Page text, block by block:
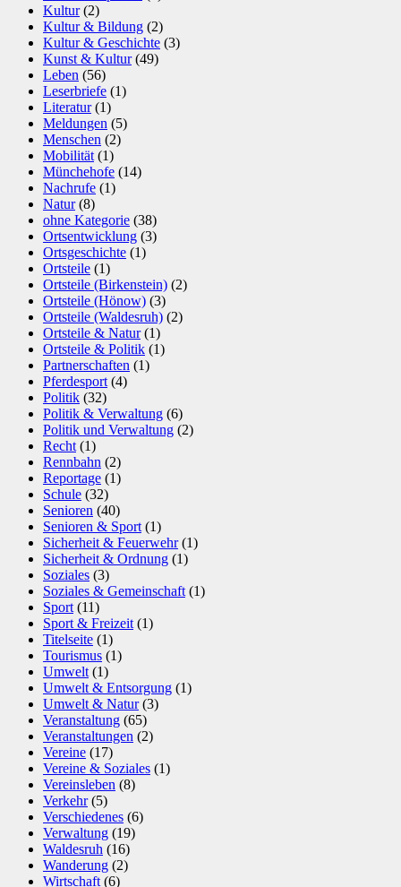
Kultur(2)
Kultur & Bildung (2)
Kultur & Geschichte (3)
Kunst & Kultur(49)
Leben (56)
Leserbriefe (1)
Literatur(1)
Meldungen (5)
Menschen (2)
Mobilität (1)
Münchehofe (14)
Nachrufe (1)
Natur(8)
ohne Kategorie (38)
Ortsentwicklung (3)
Ortsgeschichte (1)
Ortsteile (1)
Ortsteile (Birkenstein) (2)
Ortsteile (Hönow) (3)
Ortsteile (Waldesruh) (2)
Ortsteile & Natur(1)
Ortsteile & Politik (1)
Partnerschaften (1)
Pferdesport (4)
Politik (32)
Politik & Verwaltung (6)
Politik und Verwaltung (2)
Recht (1)
Rennbahn (2)
Reportage (1)
Schule (32)
Senioren (40)
Senioren & Sport (1)
Sicherheit & Feuerwehr(1)
Sicherheit & Ordnung (1)
Soziales (3)
Soziales & Gemeinschaft (1)
Sport (11)
Sport & Freizeit (1)
Titelseite (1)
Tourismus (1)
Umwelt (1)
Umwelt & Entsorgung (1)
Umwelt & Natur(3)
Veranstaltung (65)
Veranstaltungen (2)
Vereine (17)
Vereine & Soziales (1)
Vereinsleben (8)
Verkehr(5)
Verschiedenes (6)
Verwaltung (19)
Waldesruh (16)
Wanderung (2)
Wirtschaft (6)